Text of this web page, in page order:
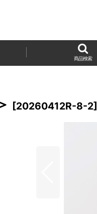
商品検索
[20260412R-8-2]